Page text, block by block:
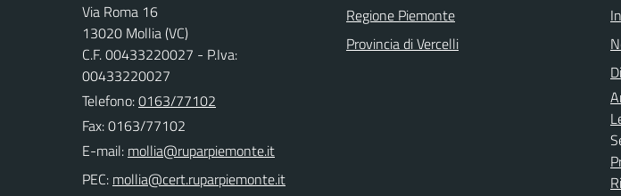
Via Roma 16
13020 Mollia (VC)
C.F. 00433220027 - P.Iva:
00433220027
Telefono:0163/77102
Fax: 0163/77102
E-mail:
PEC:
Regione Piemonte
Provincia di Vercelli